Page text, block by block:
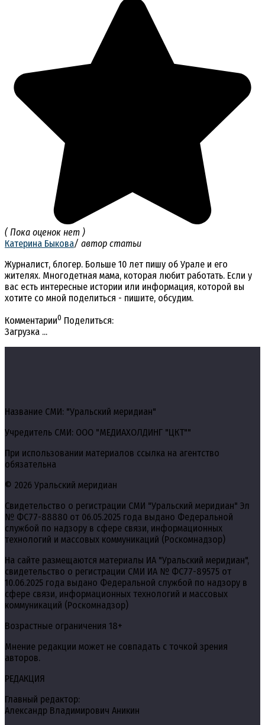
( Пока оценок нет )
Катерина Быкова/ автор статьи
Журналист, блогер. Больше 10 лет пишу об Урале и его
жителях. Многодетная мама, которая любит работать. Если у
вас есть интересные истории или информация, которой вы
хотите со мной поделиться - пишите, обсудим.
Комментарии0 Поделиться:
Загрузка ...
Название СМИ: "Уральский меридиан"
Учредитель СМИ: ООО "МЕДИАХОЛДИНГ "ЦКТ""
При использовании материалов ссылка на агентство
обязательна
© 2026 Уральский меридиан
Свидетельство о регистрации СМИ "Уральский меридиан" Эл
№ ФС77-88880 от 06.05.2025 года выдано Федеральной
службой по надзору в сфере связи, информационных
технологий и массовых коммуникаций (Роскомнадзор)
На сайте размещаются материалы ИА "Уральский меридиан",
свидетельство о регистрации СМИ ИА № ФС77-89575 от
10.06.2025 года выдано Федеральной службой по надзору в
сфере связи, информационных технологий и массовых
коммуникаций (Роскомнадзор)
Возрастные ограничения 18+
Мнение редакции может не совпадать с точкой зрения
авторов.
РЕДАКЦИЯ
Главный редактор:
Александр Владимирович Аникин